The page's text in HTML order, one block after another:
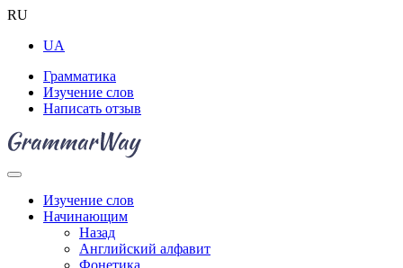
RU
UA
Грамматика
Изучение слов
Написать отзыв
Изучение слов
Начинающим
Назад
Английский алфавит
Фонетика